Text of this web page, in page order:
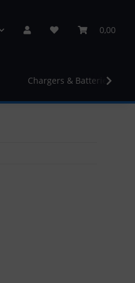
0,00
Chargers & Batteries